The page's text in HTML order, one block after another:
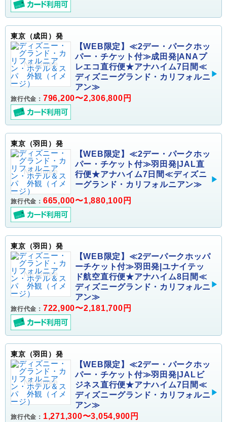
東京（成田）発
【WEB限定】≪2デー・パークホッ
パー・チケット付≫成田発|ANAプ
レエコ直行便★アナハイム7日間≪
ディズニーグランド・カリフォルニ
アン≫
旅行代金： 796,200〜2,306,800円
東京（羽田）発
【WEB限定】≪2デー・パークホッ
パー・チケット付≫羽田発|JAL直
行便★アナハイム7日間≪ディズニ
ーグランド・カリフォルニアン≫
旅行代金： 665,000〜1,880,100円
東京（羽田）発
【WEB限定】≪2デーパークホッパ
ーチケット付≫羽田発|ユナイテッ
ド航空直行便★アナハイム8日間≪
ディズニーグランド・カリフォルニ
アン≫
旅行代金： 722,900〜2,181,700円
東京（羽田）発
【WEB限定】≪2デー・パークホッ
パー・チケット付≫羽田発|JALビ
ジネス直行便★アナハイム7日間≪
ディズニーグランド・カリフォルニ
アン≫
旅行代金： 1,271,300〜3,054,900円